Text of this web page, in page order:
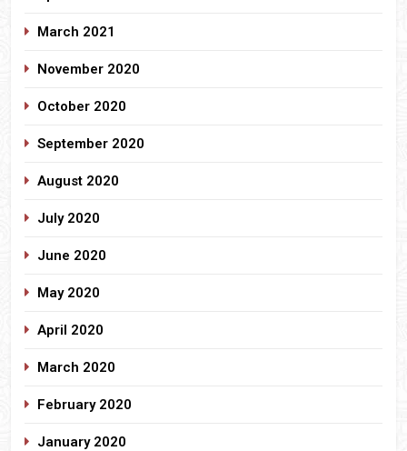
March 2021
November 2020
October 2020
September 2020
August 2020
July 2020
June 2020
May 2020
April 2020
March 2020
February 2020
January 2020